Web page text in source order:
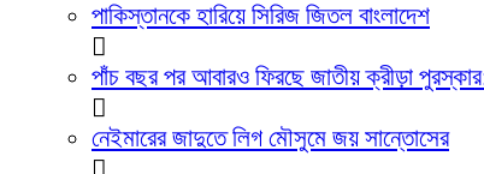
পাকিস্তানকে হারিয়ে সিরিজ জিতল বাংলাদেশ
পাঁচ বছর পর আবারও ফিরছে জাতীয় ক্রীড়া
নেইমারের জাদুতে লিগ মৌসুমে জয় সান্তোসের